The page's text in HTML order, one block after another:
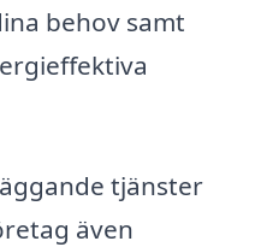
behov samt
tjänster
även